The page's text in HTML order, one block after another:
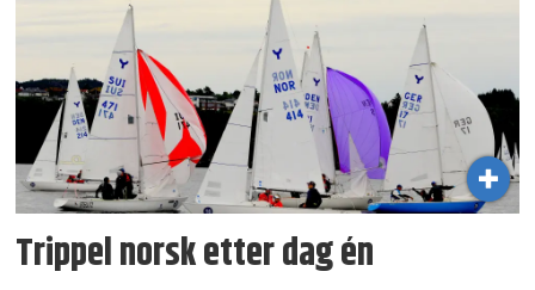
Trippel norsk etter dag én